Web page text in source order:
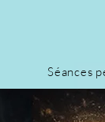
Séances